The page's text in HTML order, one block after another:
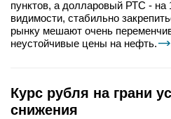
пунктов, а долларовый РТС - на
видимости, стабильно
рынку мешают очень
неустойчивые цены на нефть.
Курс рубля на грани
снижения